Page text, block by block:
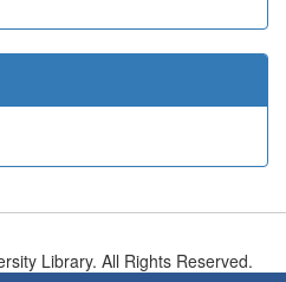
Library. All Rights Reserved.